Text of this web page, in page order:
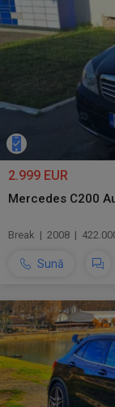
2.999 EUR
Mercedes C200
Break | 2008 |
Sună